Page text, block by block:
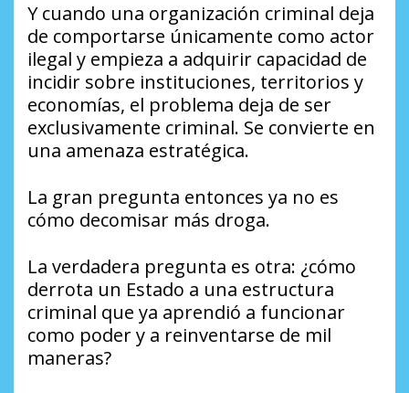
Y cuando una organización criminal deja
de comportarse únicamente como actor
ilegal y empieza a adquirir capacidad de
incidir sobre instituciones, territorios y
economías, el problema deja de ser
exclusivamente criminal. Se convierte en
una amenaza estratégica.
La gran pregunta entonces ya no es
cómo decomisar más droga.
La verdadera pregunta es otra: ¿cómo
derrota un Estado a una estructura
criminal que ya aprendió a funcionar
como poder y a reinventarse de mil
maneras?